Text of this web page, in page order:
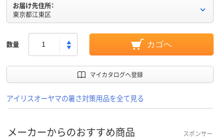
お届け先住所：
東京都江東区
数量 カゴへ
マイカタログへ登録
アイリスオーヤマの暑さ対策用品を全て見る
メーカーからのおすすめ商品 スポンサー